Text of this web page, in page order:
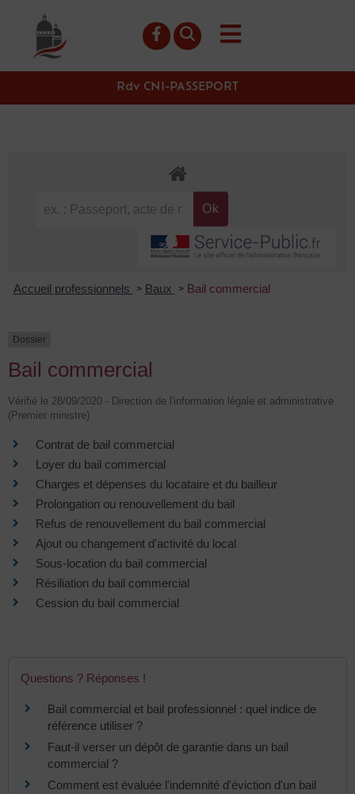
principal
Rdv CNI-PASSEPORT
Accueil professionnels > Baux > Bail commercial
Dossier
Bail commercial
Vérifié le 28/09/2020 - Direction de l'information légale et administrative
(Premier ministre)
Contrat de bail commercial
Loyer du bail commercial
Charges et dépenses du locataire et du bailleur
Prolongation ou renouvellement du bail
Refus de renouvellement du bail commercial
Ajout ou changement d'activité du local
Sous-location du bail commercial
Résiliation du bail commercial
Cession du bail commercial
Questions ? Réponses !
Bail commercial et bail professionnel : quel indice de
référence utiliser ?
Faut-il verser un dépôt de garantie dans un bail
commercial ?
Comment est évaluée l'indemnité d'éviction d'un bail